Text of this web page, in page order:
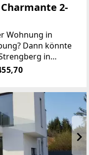
2-
Wohnung in
Dann könnte
in
für Sie sein. Sie
und